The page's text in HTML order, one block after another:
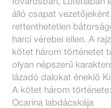
álló csapat
rettenthetetlen
harci vérebei ellen. A
kötet három történetet
olyan népszerű
lázadó dalokat éneklő
A kötet három története:
Ocarina labdácskája